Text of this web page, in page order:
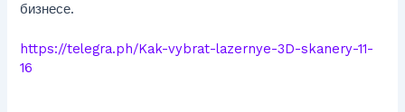
бизнесе.
https://telegra.ph/Kak-vybrat-lazernye-3D-skanery-11-
16